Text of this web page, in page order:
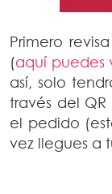
Primero
(aquí puedes
así, solo
través del
el pedido
vez llegues a